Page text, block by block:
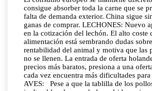
consigue absorber toda la carne que se
falta de demanda exterior. China sigue
ganas de comprar. LECHONES: Nuevo
en la cotización del lechón. El alto coste
alimentación está sembrando dudas
rentabilidad del animal y motiva que las
no se llenen. La entrada de oferta
precios más baratos, presiona a una
cada vez encuentra más dificultades
AVES: Pese a que la tablilla de los